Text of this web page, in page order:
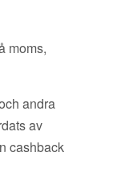
moms,
andra
av
cashback